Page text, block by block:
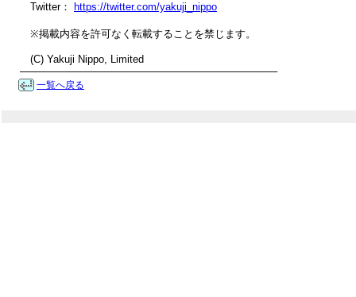
Twitter：
https://twitter.com/yakuji_nippo
※掲載内容を許可なく転載することを禁じます。
(C) Yakuji Nippo, Limited
────────────────────────────────────
一覧へ戻る